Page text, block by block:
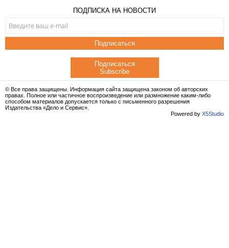
ПОДПИСКА НА НОВОСТИ
Подписаться
Подписаться
Subscribe
© Все права защищены. Информация сайта защищена законом об авторских
правах. Полное или частичное воспроизведение или размножение каким-либо
способом материалов допускается только с письменного разрешения
Издательства «Дело и Сервис».
Powered by X5Studio